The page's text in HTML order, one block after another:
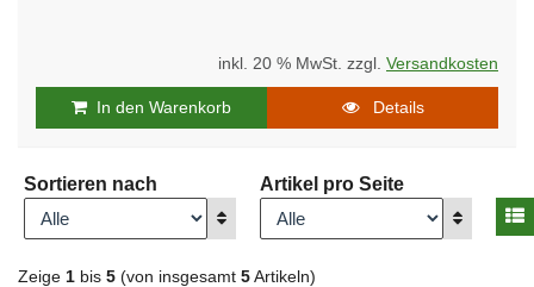
inkl. 20 % MwSt. zzgl. Versandkosten
In den Warenkorb Details
Sortieren nach
Anzeigen
Artikel pro Seite
Anzeigen
Zeige 1 bis 5 (von insgesamt 5 Artikeln)